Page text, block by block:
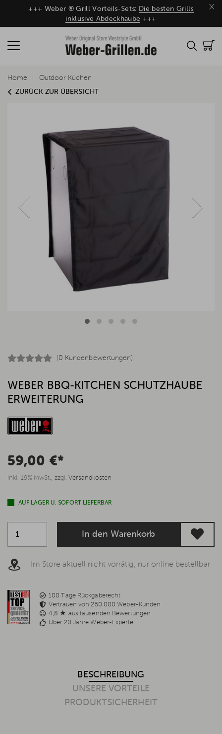
×
+++ Weber ® Grill Vorteils-Sets: Die besten Grills
inklusive Abdeckhaube +++
ZURÜCK ZUR ÜBERSICHT
Home Outdoor Küchen
(0 Kundenbewertungen)
WEBER BBQ-KITCHEN SCHUTZHAUBE
ERWEITERUNG
59,00 €*
inkl. 19% MwSt., zzgl.Versandkosten
AUF LAGER U. SOFORT LIEFERBAR
In den Warenkorb
Im Store aktuell nicht vorrätig, nur online bestellbar
100 Tage Rückgaberecht
Vertrauen von 250.000 Weber-Kunden
4,8 ★ aus tausenden Bewertungen
Über 20 Jahre Weber-Experte
BESCHREIBUNG
UNSERE VORTEILE
PRODUKTSICHERHEIT